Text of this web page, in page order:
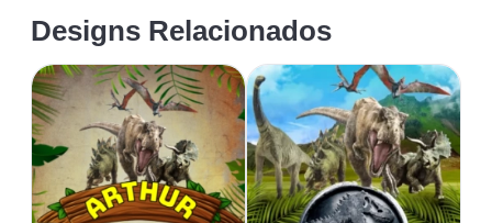
Designs Relacionados